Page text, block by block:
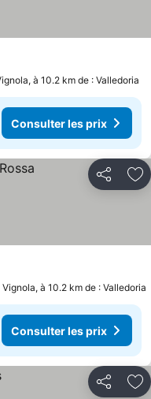
à 10.2 km de : Valledoria
Consulter les prix
Partager
à 10.2 km de : Valledoria
Consulter les prix
Partager